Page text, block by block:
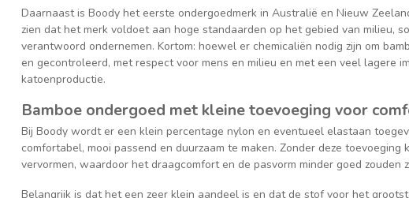
Daarnaast is Boody het eerste ondergoedmerk in Australië en Nieuw
zien dat het merk voldoet aan hoge standaarden op het gebied van milieu,
verantwoord ondernemen. Kortom: hoewel er chemicaliën nodig zijn om
en gecontroleerd, met respect voor mens en milieu en met een veel lagere
katoenproductie.
Bamboe ondergoed met kleine toevoeging voor
Bij Boody wordt er een klein percentage nylon en eventueel elastaan
comfortabel, mooi passend en duurzaam te maken. Zonder deze
vervormen, waardoor het draagcomfort en de pasvorm minder goed zouden
Belangrijk is dat het een zeer klein aandeel is en dat de stof voor het